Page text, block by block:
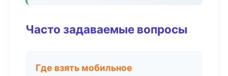
Часто задаваемые вопросы
Где взять мобильное